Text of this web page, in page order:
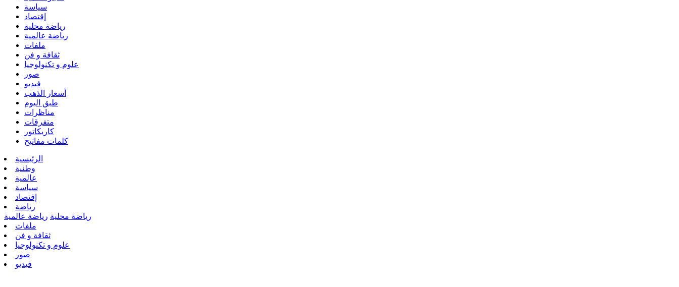
سياسة
إقتصاد
رياضة محلية
رياضة عالمية
ملفات
ثقافة و فن
علوم و تكنولوجيا
صور
فيديو
أسعار الذهب
طبق اليوم
مناظرات
متفرقات
كاريكاتور
كلمات مفاتيح
الرئيسية
وطنية
عالمية
سياسة
إقتصاد
رياضة
رياضة محلية رياضة عالمية
ملفات
ثقافة و فن
علوم و تكنولوجيا
صور
فيديو